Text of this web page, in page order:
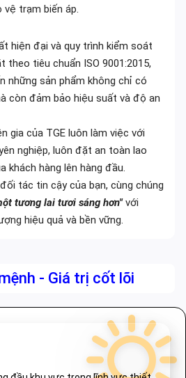
vệ trạm biến áp.
hiện đại và quy trình kiểm soát
theo tiêu chuẩn ISO 9001:2015,
những sản phẩm không chỉ có
còn đảm bảo hiệu suất và độ an
gia của TGE luôn làm việc với
nghiệp, luôn đặt an toàn lao
khách hàng lên hàng đầu.
tác tin cậy của bạn, cùng chúng
tương lai tươi sáng hơn"với
hiệu quả và bền vững.
- Giá trị cốt lõi